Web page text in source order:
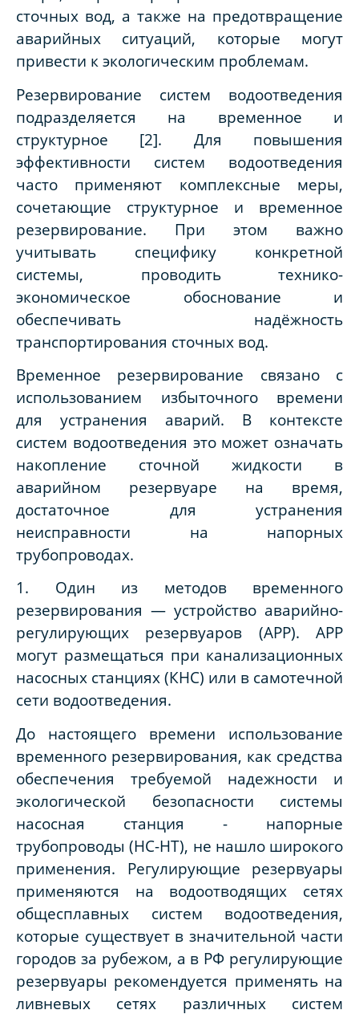
сточных вод, а также на предотвращение
аварийных ситуаций, которые могут
привести к экологическим проблемам.
Резервирование систем водоотведения
подразделяется на временное и
структурное [2]. Для повышения
эффективности систем водоотведения
часто применяют комплексные меры,
сочетающие структурное и временное
резервирование. При этом важно
учитывать специфику конкретной
системы, проводить технико-
экономическое обоснование и
обеспечивать надёжность
транспортирования сточных вод.
Временное резервирование связано с
использованием избыточного времени
для устранения аварий. В контексте
систем водоотведения это может означать
накопление сточной жидкости в
аварийном резервуаре на время,
достаточное для устранения
неисправности на напорных
трубопроводах.
1. Один из методов временного
резервирования — устройство аварийно-
регулирующих резервуаров (АРР). АРР
могут размещаться при канализационных
насосных станциях (КНС) или в самотечной
сети водоотведения.
До настоящего времени использование
временного резервирования, как средства
обеспечения требуемой надежности и
экологической безопасности системы
насосная станция - напорные
трубопроводы (НС-НТ), не нашло широкого
применения. Регулирующие резервуары
применяются на водоотводящих сетях
общесплавных систем водоотведения,
которые существует в значительной части
городов за рубежом, а в РФ регулирующие
резервуары рекомендуется применять на
ливневых сетях различных систем